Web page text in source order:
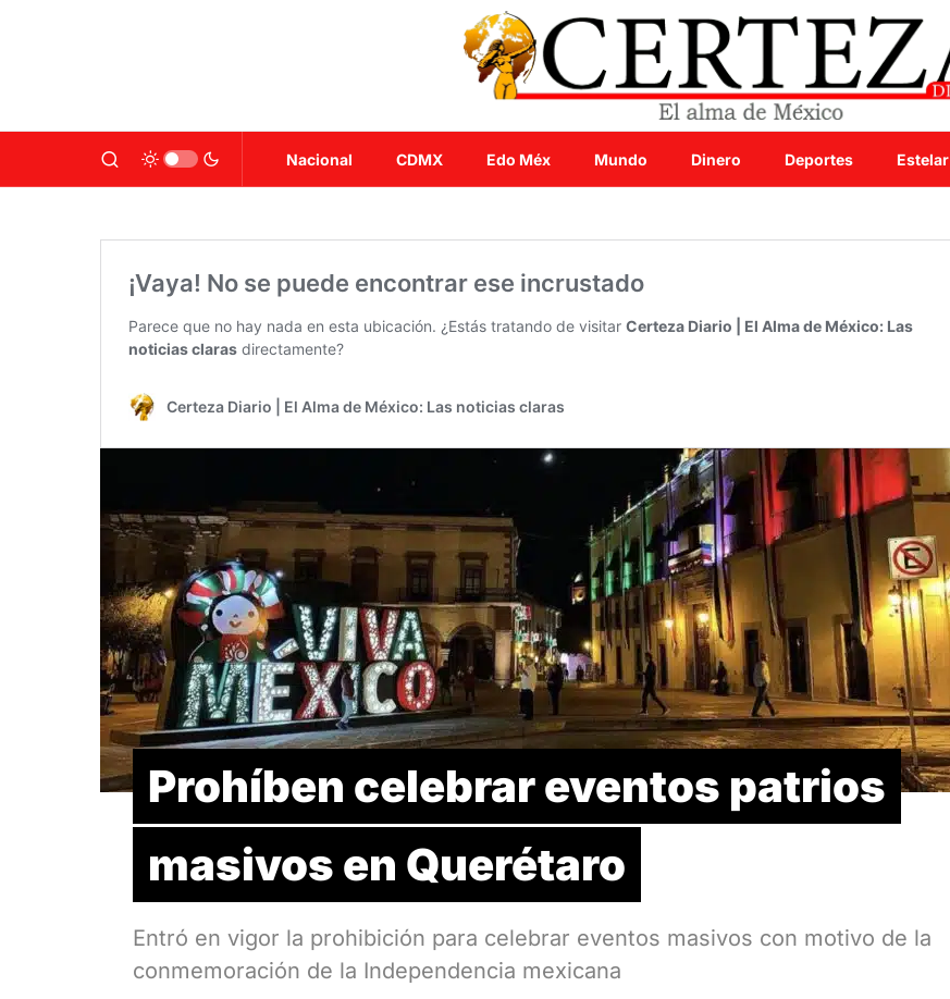
Nacional CDMX Edo Méx Mundo Dinero Deportes Estelar
Prohíben celebrar eventos patrios
masivos en Querétaro
Entró en vigor la prohibición para celebrar eventos masivos con motivo de la
conmemoración de la Independencia mexicana